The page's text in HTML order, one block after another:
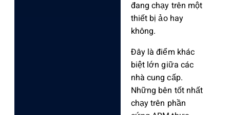
đang chạy trên một
thiết bị ảo hay
không.
Đây là điểm khác
biệt lớn giữa các
nhà cung cấp.
Những bên tốt nhất
chạy trên phần